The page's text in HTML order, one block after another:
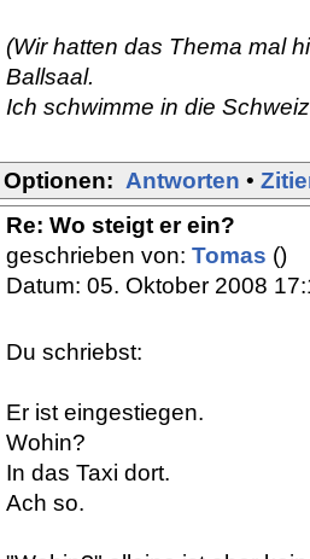
(Wir hatten das Thema mal
Ballsaal.
Ich schwimme in die
Optionen: Antworten •
Re: Wo steigt er ein?
geschrieben von: Tomas ()
Datum: 05. Oktober 2008
Du schriebst:
Er ist eingestiegen.
Wohin?
In das Taxi dort.
Ach so.